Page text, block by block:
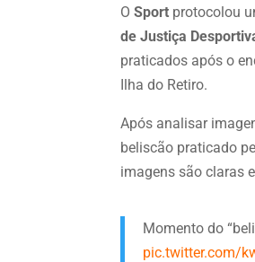
OSport protocolou
de Justiça
praticados após o
Ilha do Retiro.
Após analisar
beliscão praticado
imagens são claras
Momento do
pic.twitter.com/